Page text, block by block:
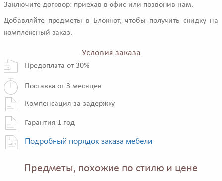
Заключите договор: приехав в офис или позвонив нам.
Добавляйте предметы в Блокнот, чтобы получить скидку на
комплексный заказ.
Условия заказа
Предоплата от 30%
Поставка от 3 месяцев
Компенсация за задержку
Гарантия 1 год
Подробный порядок заказа мебели
Предметы, похожие по стилю и цене